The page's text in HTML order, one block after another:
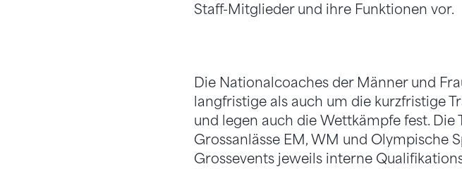
Staff-Mitglieder und ihre Funktionen vor.
Die Nationalcoaches der Männer und
langfristige als auch um die kurzfristige
und legen auch die Wettkämpfe fest.
Grossanlässe EM, WM und Olympische
Grossevents jeweils interne